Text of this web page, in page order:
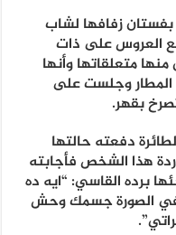
بفستان زفافها لشاب
العروس على ذات
متعلقاتها وأنها
المطار وجلست على
بقهر.
دفعته حالتها
هذا الشخص فأجابته
برده القاسي: “ايه ده
الصورة جسمك وحش